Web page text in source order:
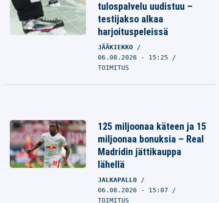
tulospalvelu uudistuu –
testijakso alkaa
harjoituspeleissä
JÄÄKIEKKO
06.08.2026 - 15:25
TOIMITUS
125 miljoonaa käteen ja 15
miljoonaa bonuksia – Real
Madridin jättikauppa
lähellä
JALKAPALLO
06.08.2026 - 15:07
TOIMITUS